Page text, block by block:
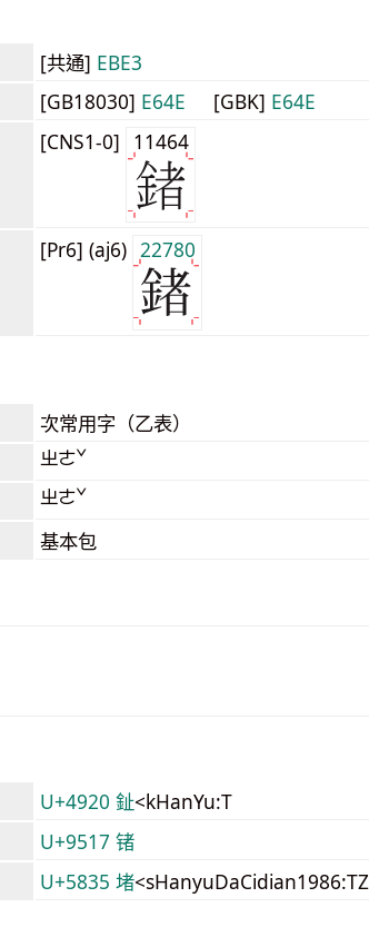
[共通] EBE3
[GB18030] E64E [GBK] E64E
[CNS1-0] 11464
[Pr6] (aj6) 22780
次常用字（乙表）
ㄓㄜˇ
ㄓㄜˇ
基本包
U+4920 䤠<kHanYu:T
U+9517 锗
U+5835 堵<sHanyuDaCidian1986:TZ